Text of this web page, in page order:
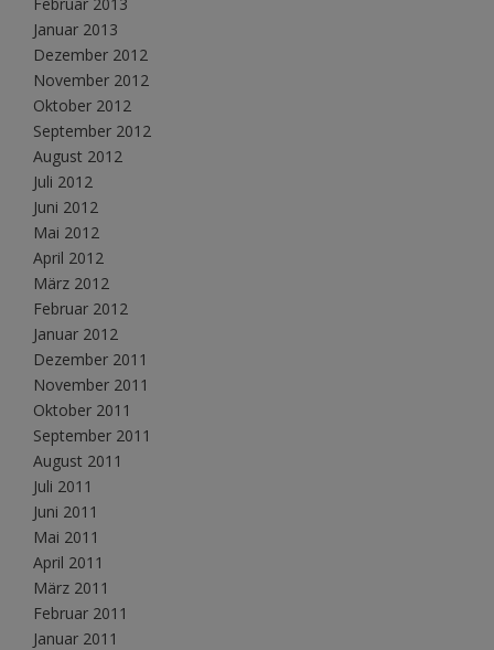
Januar 2013
Dezember 2012
November 2012
Oktober 2012
September 2012
August 2012
Juli 2012
Juni 2012
Mai 2012
April 2012
März 2012
Februar 2012
Januar 2012
Dezember 2011
November 2011
Oktober 2011
September 2011
August 2011
Juli 2011
Juni 2011
Mai 2011
April 2011
März 2011
Februar 2011
Januar 2011